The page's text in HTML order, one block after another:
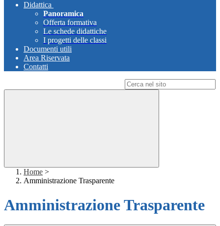
Didattica
Panoramica
Offerta formativa
Le schede didattiche
I progetti delle classi
Documenti utili
Area Riservata
Contatti
Home >
Amministrazione Trasparente
Amministrazione Trasparente